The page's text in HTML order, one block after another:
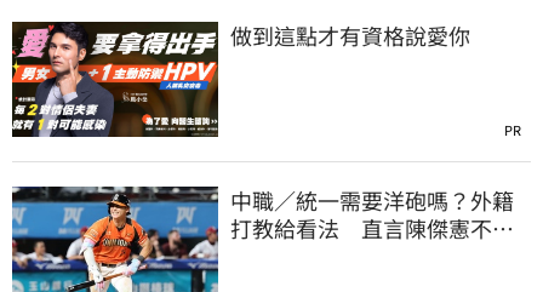
做到這點才有資格說愛你
PR
中職／統一需要洋砲嗎？外籍
打教給看法 直言陳傑憲不能